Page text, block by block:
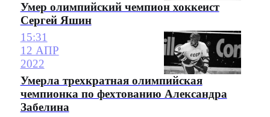
Умер олимпийский чемпион хоккеист
Сергей Яшин
15:31
12 АПР
2022
Умерла трехкратная олимпийская
чемпионка по фехтованию Александра
Забелина